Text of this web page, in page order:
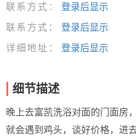
联系方式：
登录后显示
联系方式：
登录后显示
详细地址：
登录后显示
细节描述
晚上去富凯洗浴对面的门面房
就会遇到鸡头，谈好价格，进